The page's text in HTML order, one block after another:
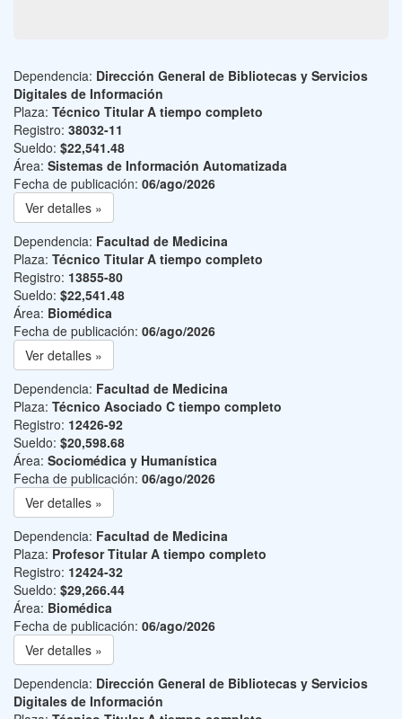
Dependencia: Dirección General de Bibliotecas y Servicios
Digitales de Información
Plaza: Técnico Titular A tiempo completo
Registro: 38032-11
Sueldo: $22,541.48
Área: Sistemas de Información Automatizada
Fecha de publicación: 06/ago/2026
Ver detalles »
Dependencia: Facultad de Medicina
Plaza: Técnico Titular A tiempo completo
Registro: 13855-80
Sueldo: $22,541.48
Área: Biomédica
Fecha de publicación: 06/ago/2026
Ver detalles »
Dependencia: Facultad de Medicina
Plaza: Técnico Asociado C tiempo completo
Registro: 12426-92
Sueldo: $20,598.68
Área: Sociomédica y Humanística
Fecha de publicación: 06/ago/2026
Ver detalles »
Dependencia: Facultad de Medicina
Plaza: Profesor Titular A tiempo completo
Registro: 12424-32
Sueldo: $29,266.44
Área: Biomédica
Fecha de publicación: 06/ago/2026
Ver detalles »
Dependencia: Dirección General de Bibliotecas y Servicios
Digitales de Información